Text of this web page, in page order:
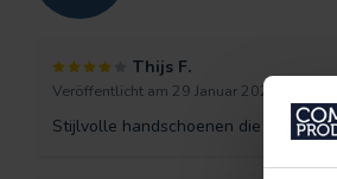
Thijs F.
Veröffentlicht am 29 Januar 2026 at 11:45
Stijlvolle handschoenen die echt